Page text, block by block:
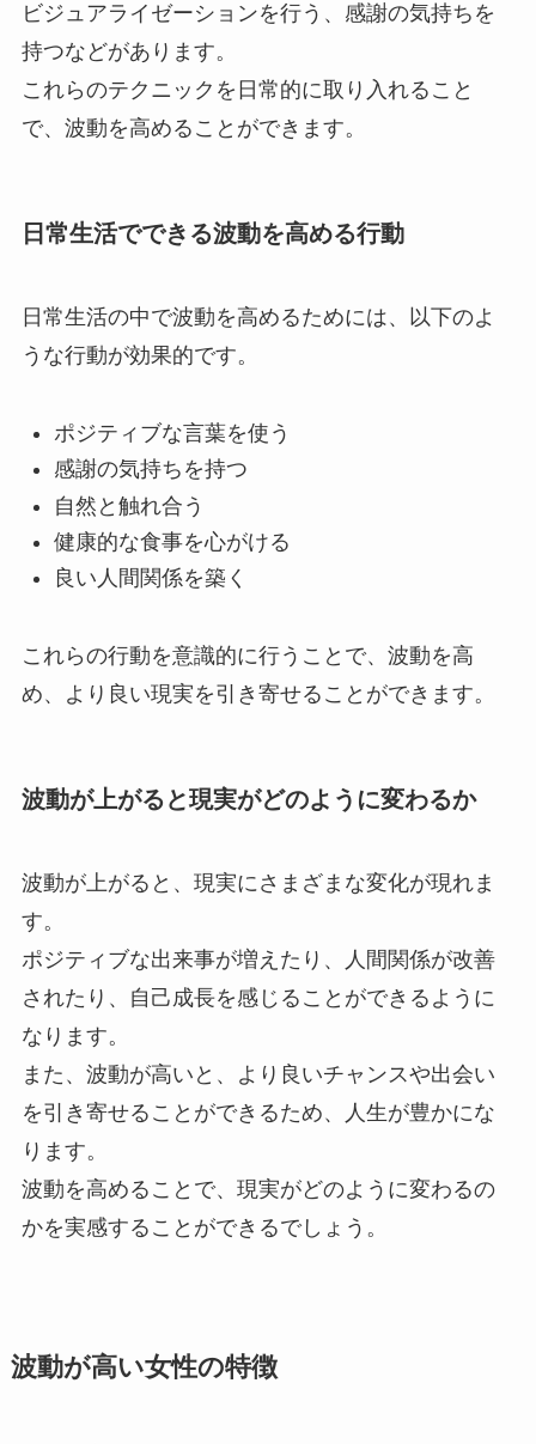
ビジュアライゼーションを行う、感謝の気持ちを
持つなどがあります。
これらのテクニックを日常的に取り入れること
で、波動を高めることができます。
日常生活でできる波動を高める行動
日常生活の中で波動を高めるためには、以下のよ
うな行動が効果的です。
ポジティブな言葉を使う
感謝の気持ちを持つ
自然と触れ合う
健康的な食事を心がける
良い人間関係を築く
これらの行動を意識的に行うことで、波動を高
め、より良い現実を引き寄せることができます。
波動が上がると現実がどのように変わるか
波動が上がると、現実にさまざまな変化が現れま
す。
ポジティブな出来事が増えたり、人間関係が改善
されたり、自己成長を感じることができるように
なります。
また、波動が高いと、より良いチャンスや出会い
を引き寄せることができるため、人生が豊かにな
ります。
波動を高めることで、現実がどのように変わるの
かを実感することができるでしょう。
波動が高い女性の特徴